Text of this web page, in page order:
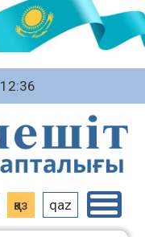
қаз qaz